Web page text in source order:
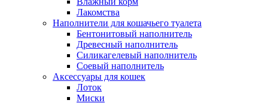
Лакомства
Наполнители для кошачьего туалета
Бентонитовый наполнитель
Древесный наполнитель
Силикагелевый наполнитель
Соевый наполнитель
Аксессуары для кошек
Лоток
Миски